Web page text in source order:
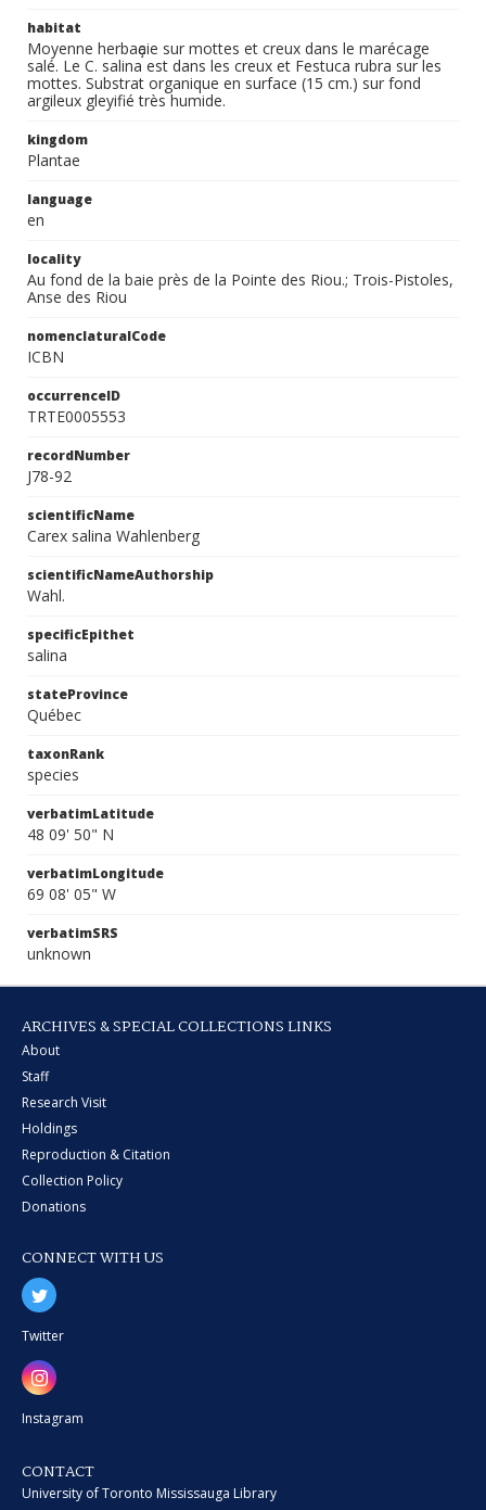
habitat
Moyenne herbaҫaie sur mottes et creux dans le marécage
salé. Le C. salina est dans les creux et Festuca rubra sur les
mottes. Substrat organique en surface (15 cm.) sur fond
argileux gleyifié très humide.
kingdom
Plantae
language
en
locality
Au fond de la baie près de la Pointe des Riou.; Trois-Pistoles,
Anse des Riou
nomenclaturalCode
ICBN
occurrenceID
TRTE0005553
recordNumber
J78-92
scientificName
Carex salina Wahlenberg
scientificNameAuthorship
Wahl.
specificEpithet
salina
stateProvince
Québec
taxonRank
species
verbatimLatitude
48 09' 50" N
verbatimLongitude
69 08' 05" W
verbatimSRS
unknown
ARCHIVES & SPECIAL COLLECTIONS LINKS
About
Staff
Research Visit
Holdings
Reproduction & Citation
Collection Policy
Donations
CONNECT WITH US
Twitter
Instagram
CONTACT
University of Toronto Mississauga Library